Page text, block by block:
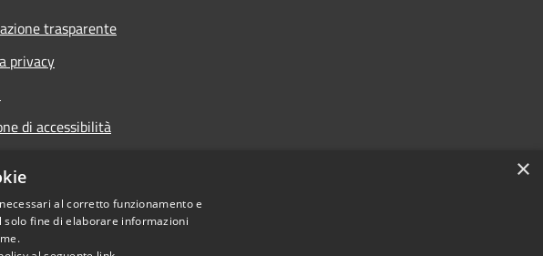
trasparente
privacy
di accessibilità
×
al corretto funzionamento e
solo fine di elaborare informazioni